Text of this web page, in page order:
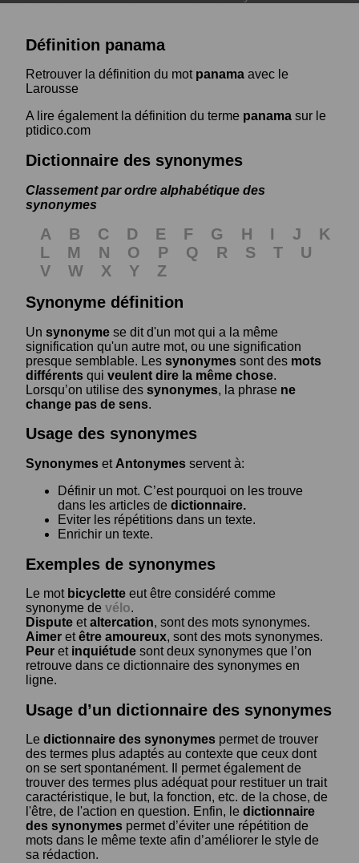
Définition panama
Retrouver la définition du mot panama avec le
Larousse
A lire également la définition du terme panama sur le
ptidico.com
Dictionnaire des synonymes
Classement par ordre alphabétique des
synonymes
A B C D E F G H I J
K
L
M N O P Q R S T
U
V
W X Y
Z
Synonyme définition
Un synonyme se dit d'un mot qui a la même
signification qu'un autre mot, ou une signification
presque semblable. Les synonymes sont des mots
différents qui veulent dire la même chose.
Lorsqu’on utilise des synonymes, la phrase ne
change pas de sens.
Usage des synonymes
Synonymes et Antonymes servent à:
Définir un mot. C’est pourquoi on les trouve
dans les articles de dictionnaire.
Eviter les répétitions dans un texte.
Enrichir un texte.
Exemples de synonymes
Le mot bicyclette eut être considéré comme
synonyme de vélo.
Dispute etaltercation, sont des mots synonymes.
Aimer etêtre amoureux, sont des mots synonymes.
Peur et inquiétude sont deux synonymes que l’on
retrouve dans ce dictionnaire des synonymes en
ligne.
Usage d’un dictionnaire des synonymes
Le dictionnaire des synonymes permet de trouver
des termes plus adaptés au contexte que ceux dont
on se sert spontanément. Il permet également de
trouver des termes plus adéquat pour restituer un trait
caractéristique, le but, la fonction, etc. de la chose, de
l'être, de l'action en question. Enfin, le dictionnaire
des synonymes permet d’éviter une répétition de
mots dans le même texte afin d’améliorer le style de
sa rédaction.